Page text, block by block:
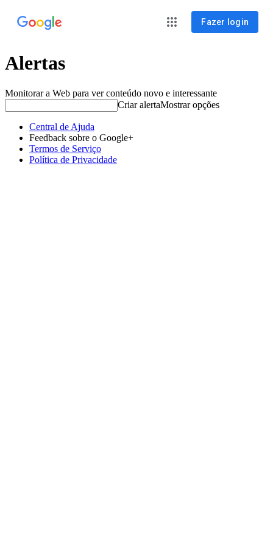
Fazer login
Alertas
Monitorar a Web para ver conteúdo novo e interessante
Criar alertaMostrar opções
Central de Ajuda
Feedback sobre o Google+
Termos de Serviço
Política de Privacidade